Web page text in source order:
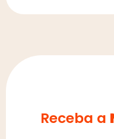
Receba a